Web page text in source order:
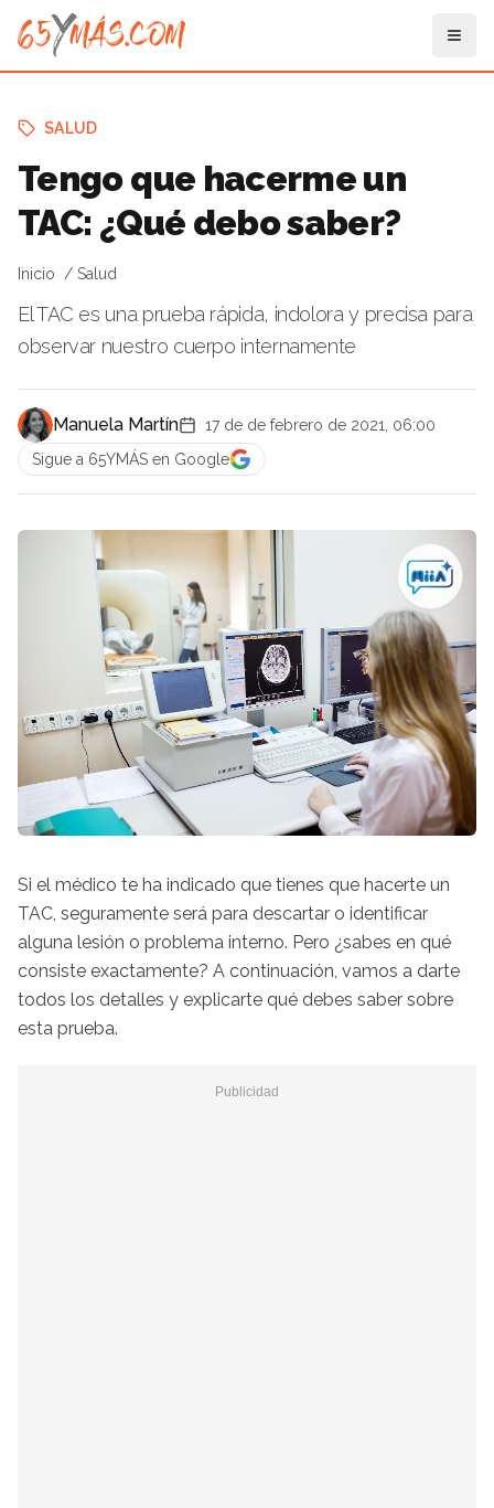
SALUD
Tengo que hacerme un
TAC: ¿Qué debo saber?
Inicio Salud
El TAC es una prueba rápida, indolora y precisa para
observar nuestro cuerpo internamente
Manuela Martín
17 de de febrero de 2021, 06:00
Sigue a 65YMÁS en Google
Si el médico te ha indicado que tienes que hacerte un
TAC, seguramente será para descartar o identificar
alguna lesión o problema interno. Pero ¿sabes en qué
consiste exactamente? A continuación, vamos a darte
todos los detalles y explicarte qué debes saber sobre
esta prueba.